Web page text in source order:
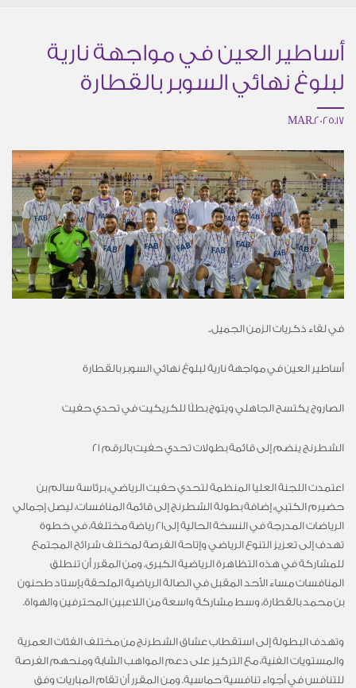
أساطير العين في مواجهة نارية
لبلوغ نهائي السوبر بالقطارة
17.MAR.2025
في لقاء ذكرياتالزمنالجميل..
أساطير العين في مواجهة ناريةلبلوغ نهائي السوبرب القطارة
الصاروج يكتسح الجاهلي ويتوج بطلًا للكريكيت في تحدي حفيت
الشطرنج ينضم إلى قائمة بطولات تحدي حفيتبالرقم 21
اعتمدتاللجنة العليا المنظمة لتحدي حفيت الرياضي، برئاسة سالم بن
حضيرم الكتبي، إضافة بطولة الشطرنج إلى قائمة المنافسات، ليصل إجمالي
الرياضات المدرجة في النسخة الحالية إلى21 رياضة مختلفة، في خطوة
تهدف إلى تعزيز التنوع الرياضي وإتاحة الفرصة لمختلف شرائح المجتمع
للمشاركة في هذه التظاهرة الرياضية الكبرى.ومنالمقرر أن تنطلق
المنافساتمساء الأحد المقبلفيالصالة الرياضية الملحقة ب إستاد طحنون
بن محمد بالقطارة، وسط مشاركة واسعة من اللاعبين المحترفين والهواة.
وتهدف البطولة إلى استقطاب عشاق الشطرنج من مختلف الفئات العمرية
والمستويات الفنية، مع التركيز على دعم المواهب الشابة ومنحهم الفرصة
للتنافس في أجواء تنافسية حماسية. ومن المقرر أن تقام المباريات وفق